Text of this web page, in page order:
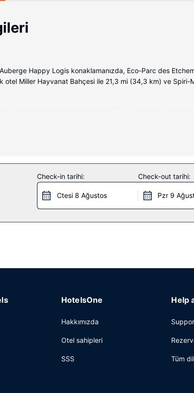
Happy Logis konaklamanızda, Eco-Parc des
otel Miller Hayvanat Bahçesi ile 21,3 mi (34,3 km) ve
için özel banyoda derin küvetler ve ücretsiz
ayrıca küçük otelin kahve dükkânında/kafede
08.30 ve öğlen arasında ücretli alakart kahvaltı servisi
Check-in tarihi:
Ctesi 8 Ağustos
Check-out tarihi:
Pzr 9
HotelsOne
Hakkımızda
Otel sahipleri
SSS
Help
Tüm